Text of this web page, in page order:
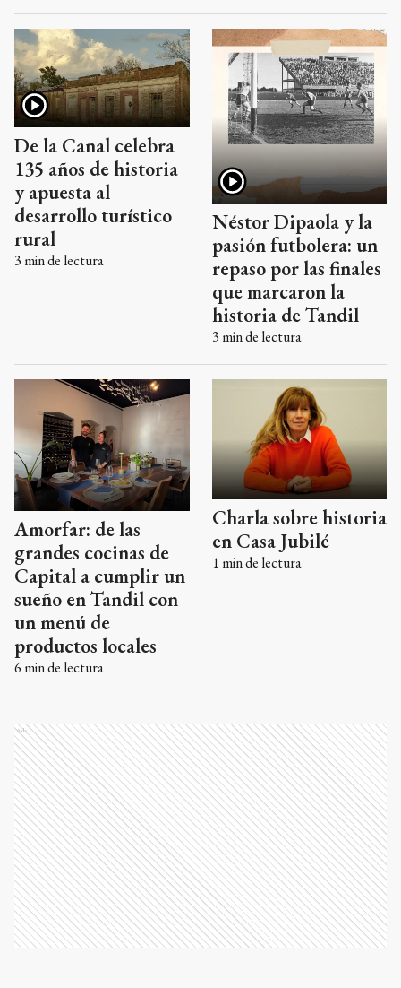
De la Canal celebra
135 años de historia
y apuesta al
desarrollo turístico
rural
3 min de lectura
Néstor Dipaola y la
pasión futbolera: un
repaso por las finales
que marcaron la
historia de Tandil
3 min de lectura
Amorfar: de las
grandes cocinas de
Capital a cumplir un
sueño en Tandil con
un menú de
productos locales
6 min de lectura
Charla sobre historia
en Casa Jubilé
1 min de lectura
Ads